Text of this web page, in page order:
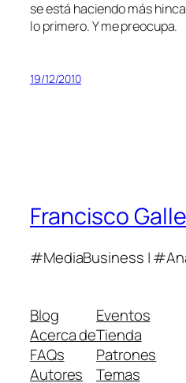
se está haciendo más
lo primero. Y me preocupa.
19/12/2010
Francisco
#MediaBusiness |
Blog
Acerca de
FAQs
Autores
Eventos
Tienda
Patrones
Temas